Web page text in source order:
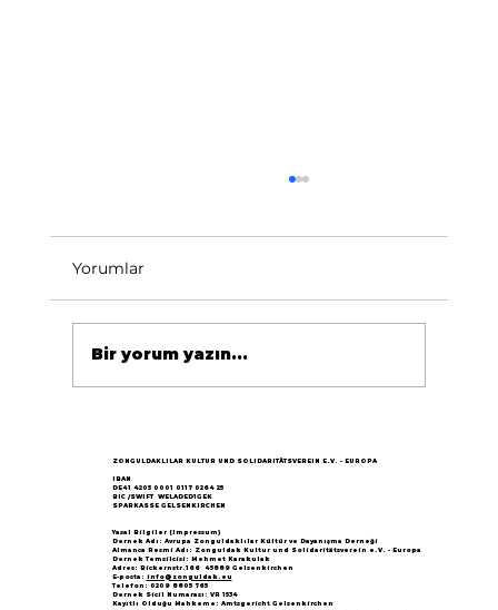
büyük yankı uyandırdı...
Yorumlar
Bir yorum yazın...
ZONGULDAKLILAR KULTUR UND SOLIDARITÄTSVEREIN E.V. - EUROPA
IBAN
DE41 4205 0001 0117 0264 25
BIC /SWIFT WELADED1GEK
SPARKASSE GELSENKIRCHEN
Yasal Bilgiler (Impressum)
Dernek Adı: Avrupa Zonguldaklılar Kültür ve Dayanışma Derneği
Almanca Resmi Adı: Zonguldak Kultur und Solidaritätsverein e.V. - Europa
Dernek Temsilcisi: Mehmet Karakulak
Adres: Bickernstr.166 45889 Gelsenkirchen
E-posta: info@zonguldak.eu
Telefon: 0209 8805 765
Dernek Sicil Numarası: VR 1534
Kayıtlı Olduğu Mahkeme: Amtsgericht Gelsenkirchen